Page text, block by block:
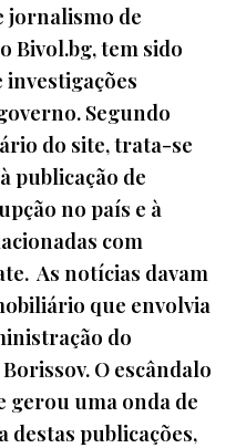
jornalismo de
Bivol.bg, tem sido
investigações
Segundo
do site, trata-se
publicação de
no país e à
com
As notícias davam
que envolvia
do
O escândalo
gerou uma onda de
destas publicações,